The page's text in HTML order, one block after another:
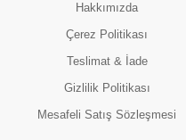
Hakkımızda
Çerez Politikası
Teslimat & İade
Gizlilik Politikası
Mesafeli Satış Sözleşmesi